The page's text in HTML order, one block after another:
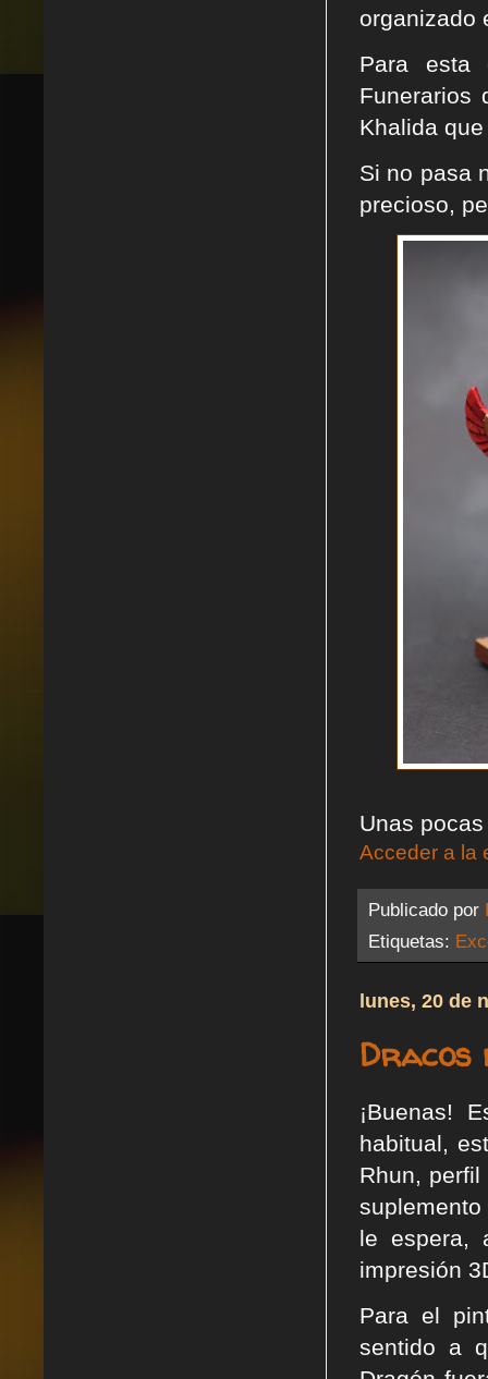
organizado
Para esta
Funerarios
Khalida
Si no pasa
precioso,
Unas
Acceder a la
Publicado por
Etiquetas:
lunes, 20 de
Dracos
¡Buenas!
habitual,
Rhun,
le espera,
impresión
Para el
sentido a